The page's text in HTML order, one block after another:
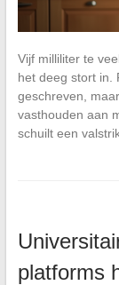
Vijf milliliter te
het deeg stort in.
geschreven,
vasthouden aan
schuilt een
platforms